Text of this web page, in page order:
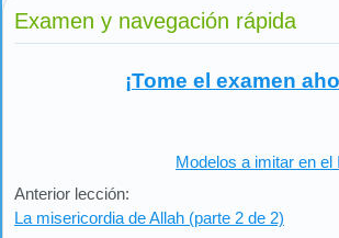
Examen y navegación rápida
¡Tome el examen
Anterior lección:
La misericordia de Allah (parte 2 de 2)
Modelos a imitar en el